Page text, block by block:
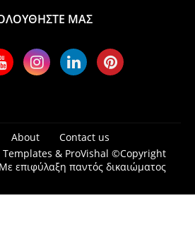
ΜΑΣ
About
Contact us
Templates & ProVishal ©Copyright
επιφύλαξη παντός δικαιώματος